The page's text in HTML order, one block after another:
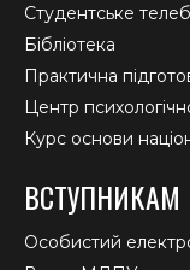
Студентське
Бібліотека
Практична
Центр
Курс основи
ВСТУПНИКАМ
Особистий